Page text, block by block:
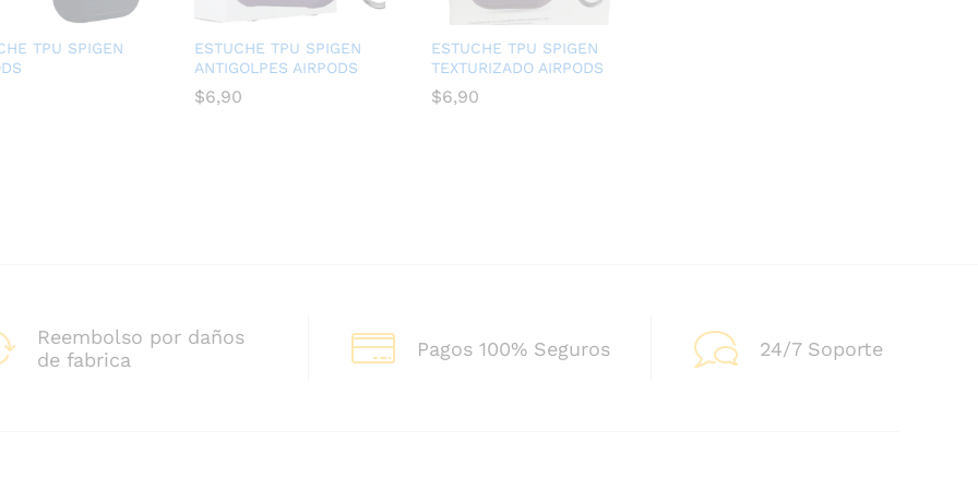
TPU SPIGEN
ESTUCHE TPU SPIGEN
ANTIGOLPES AIRPODS
$6,90
$6,90
ESTUCHE TPU SPIGEN
TEXTURIZADO AIRPODS
$6,90
$6,90
Reembolso por daños
de fabrica
Pagos 100% Seguros 24/7 Soporte